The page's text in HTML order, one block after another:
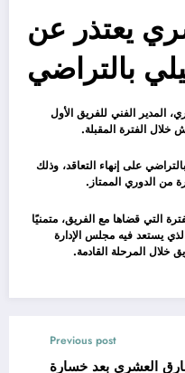
يعتذر عن
بالتراضي
المدير الفني للفريق الأول
خلال الفترة المقبلة.
على إنهاء التعاقد، وذلك
من الدوري الممتاز.
التي قضاها مع الفريق، متمنيًا
يستعد فيه مجلس الإدارة
خلال المرحلة القادمة.
Previous post
العشري بعد خسارة